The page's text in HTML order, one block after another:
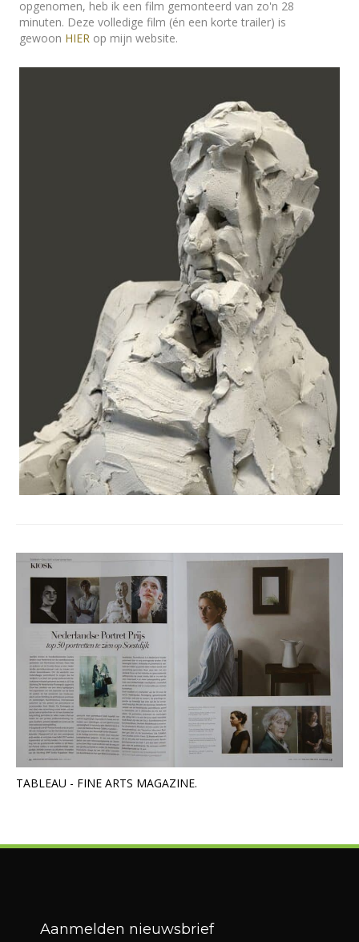
opgenomen, heb ik een film gemonteerd van zo'n 28
minuten. Deze volledige film (én een korte trailer) is
gewoon HIER op mijn website.
TABLEAU - FINE ARTS MAGAZINE.
Aanmelden nieuwsbrief